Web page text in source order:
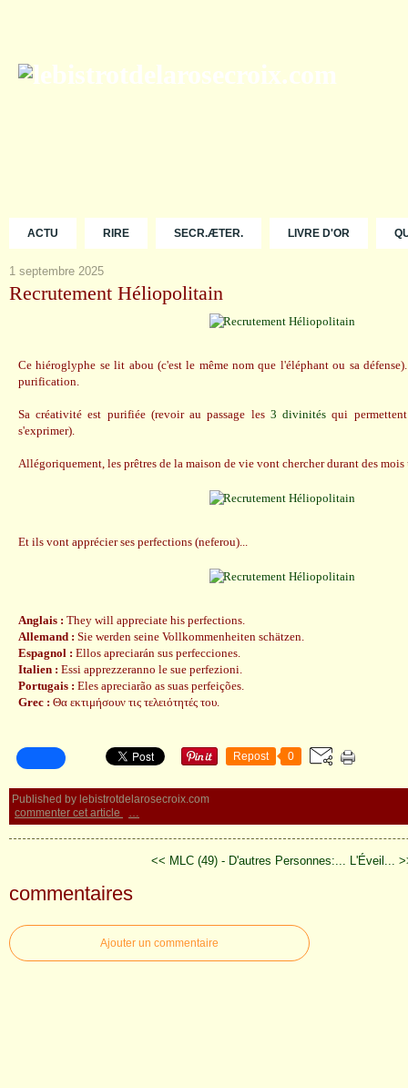
ACTU RIRE SECR.ÆTER. LIVRE D'OR
1 septembre 2025
Recrutement Héliopolitain
Ce hiéroglyphe se lit abou (c'est le même nom que l'éléphant ou sa
purification.
Sa créativité est purifiée (revoir au passage les 3 divinitésqui
s'exprimer).
Allégoriquement, les prêtres de la maison de vie vont chercher durant des mois
Et ils vont apprécier ses perfections (neferou)...
Anglais : They will appreciate his perfections.
Allemand : Sie werden seine Vollkommenheiten schätzen.
Espagnol : Ellos apreciarán sus perfecciones.
Italien : Essi apprezzeranno le sue perfezioni.
Portugais : Eles apreciarão as suas perfeições.
Grec : Θα εκτιμήσουν τις τελειότητές του.
Repost 0
Published by lebistrotdelarosecroix.com
commenter cet article
…
<< MLC (49) - D'autres Personnes:... L'Éveil...
commentaires
Ajouter un commentaire